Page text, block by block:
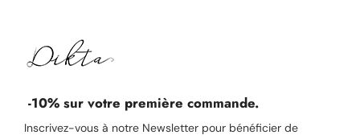
-10% sur votre première commande.
Inscrivez-vous à notre Newsletter pour bénéficier de